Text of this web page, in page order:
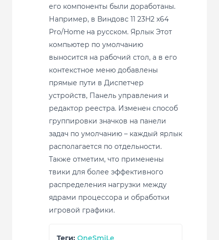
его компоненты были доработаны.
Например, в Виндовс 11 23H2 x64
Pro/Home на русском. Ярлык Этот
компьютер по умолчанию
выносится на рабочий стол, а в его
контекстное меню добавлены
прямые пути в Диспетчер
устройств, Панель управления и
редактор реестра. Изменен способ
группировки значков на панели
задач по умолчанию – каждый ярлык
располагается по отдельности.
Также отметим, что применены
твики для более эффективного
распределения нагрузки между
ядрами процессора и обработки
игровой графики.
Теги: OneSmiLe